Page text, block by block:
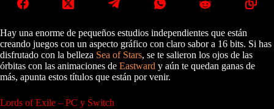
Hay una enorme de pequeños estudios independientes que están
creando juegos con un aspecto gráfico con claro sabor a 16 bits. Si has
disfrutado con la belleza Sea of Stars, se te salieron los ojos de las
órbitas con las animaciones de Eastward y aún te quedan ganas de
más, apunta estos títulos que están por venir.
Lords of Exile – PC y Switch